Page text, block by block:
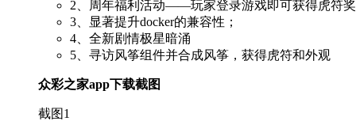
2、周年福利活动——玩家登录游戏即可获得虎符
3、显著提升docker的兼容性；
4、全新剧情极星暗涌
5、寻访风筝组件并合成风筝，获得虎符和外观
众彩之家app下载截图
截图1